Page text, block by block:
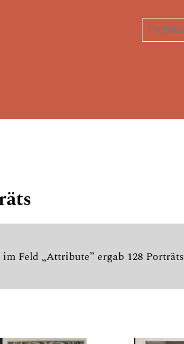
Feld „Attribute” ergab 128 Porträts